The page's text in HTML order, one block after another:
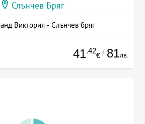
Слънчев Бряг
Виктория - Слънчев бряг
41.42
€ / 81лв.